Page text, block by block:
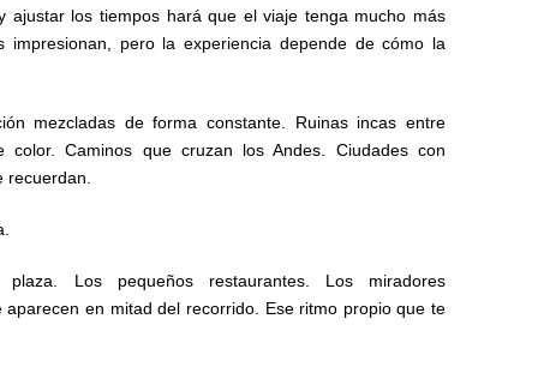
ajustar los tiempos hará que el viaje tenga mucho más
impresionan, pero la experiencia depende de cómo la
mezcladas de forma constante. Ruinas incas entre
color. Caminos que cruzan los Andes. Ciudades con
recuerdan.
Los pequeños restaurantes. Los miradores
aparecen en mitad del recorrido. Ese ritmo propio que te